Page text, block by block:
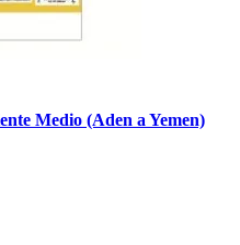
Medio (Aden a Yemen)